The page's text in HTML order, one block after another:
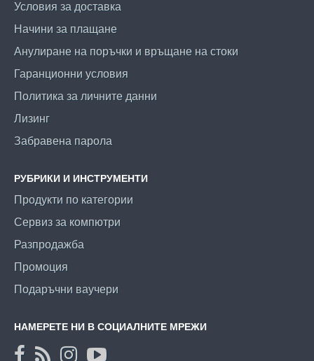
Условия за доставка
Начини за плащане
Анулиране на поръчки и връщане на стоки
Гаранционни условия
Политика за личните данни
Лизинг
Забравена парола
РУБРИКИ И ИНСТРУМЕНТИ
Продукти по категории
Сервиз за компютри
Разпродажба
Промоция
Подаръчни ваучери
НАМЕРЕТЕ НИ В СОЦИАЛНИТЕ МРЕЖИ